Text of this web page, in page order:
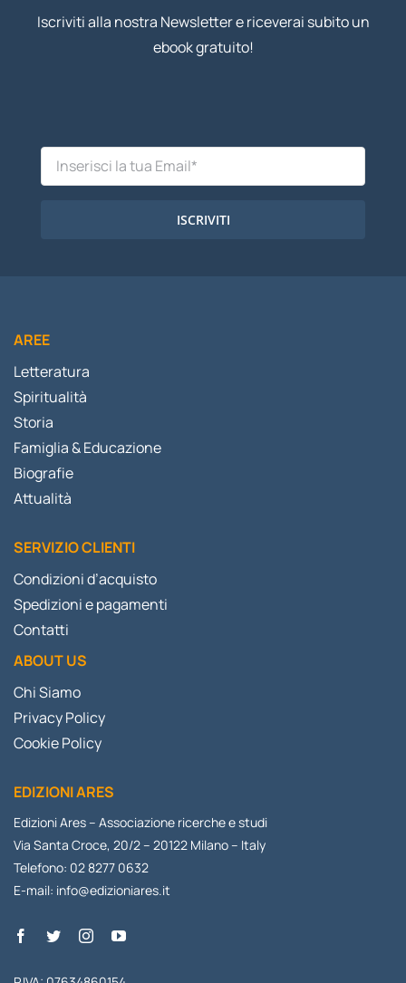
Iscriviti alla nostra Newsletter e riceverai subito un
ebook gratuito!
ISCRIVITI
AREE
Letteratura
Spiritualità
Storia
Famiglia & Educazione
Biografie
Attualità
SERVIZIO CLIENTI
Condizioni d’acquisto
Spedizioni e pagamenti
Contatti
ABOUT US
Chi Siamo
Privacy Policy
Cookie Policy
EDIZIONI ARES
Edizioni Ares – Associazione ricerche e studi
Via Santa Croce, 20/2 – 20122 Milano – Italy
Telefono: 02 8277 0632
E-mail: info@edizioniares.it